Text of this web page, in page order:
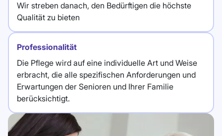
Wir streben danach, den Bedürftigen die höchste
Qualität zu bieten
Professionalität
Die Pflege wird auf eine individuelle Art und Weise
erbracht, die alle spezifischen Anforderungen und
Erwartungen der Senioren und Ihrer Familie
berücksichtigt.